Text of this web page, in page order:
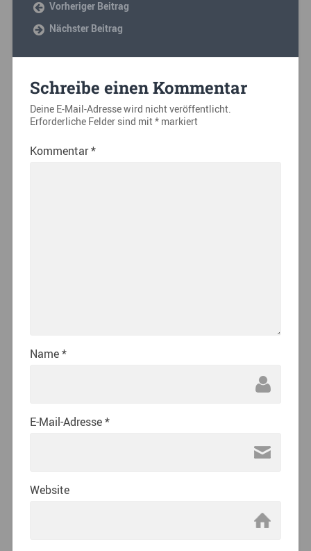
Vorheriger Beitrag
Nächster Beitrag
Schreibe einen Kommentar
Deine E-Mail-Adresse wird nicht veröffentlicht.
Erforderliche Felder sind mit*markiert
Kommentar*
Name*
E-Mail-Adresse*
Website